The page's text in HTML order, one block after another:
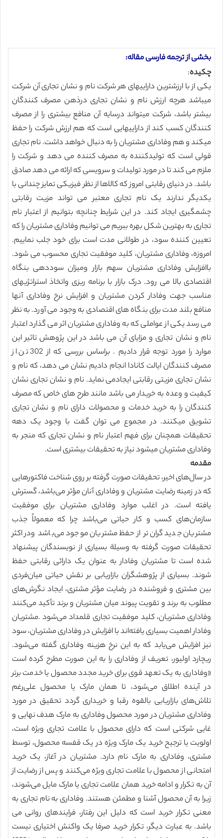
بخشی از ترجمه فارسی مقاله:
چکیده:
یکی از با ارزشترین داراییهای هر شرکت نام و نشان تجاری آن شرکت
میباشد هرچه ارزش نام و نشان تجاری درذهن مصرف کنندگان
بیشتر باشد، شرکت میتواند درسایه آن منافع بیشتری را از مصرف
کنندگان کسب کند از داراییهایی است که هم ارزش شرکت را حفظ
میکند و هم وفاداری مشتریان را به دنبال خواهد داشت. نام تجاری
قولی است که تولیدکننده به مصرف کننده می دهد و شرکت را
ملزم می کند تا در مورد تولیدات و سرویسی که ارائه می دهد صادق
باشد. در دنیای رقابتی امروز که کالاها از نظر فیزیکی تمایز چندانی با
یکدیگر ندارند یک نام تجاری معتبر می تواند مزیت رقابتی
چشمگیری ایجاد کند. در این شرایط چنانچه بتوانیم از اعتبار نام
تجاری به بهترین شکل بهره ببریم می توانیم وفاداری مشتریان را که
تعیین کننده سود، در طولانی مدت است برای خود جلب نماییم.
امروزه، وفاداری مشتریان، کلید موفقیت تجاری محسوب می شود.
باافزایش وفاداری مشتریان سهم بازار ومیزان سوددهی بنگاه
اقتصادی بالا می رود. درک بازار با برنامه ریزی واتخاذ استراتژیهای
مناسب جهت وفادار کردن مشتریان و افزایش نرخ وفاداری آنها
منافع بلند مدت برای بنگاه های اقتصادی به وجود می آورد. به نظر
می رسد یکی از عواملی که به وفاداری مشتریان اثر می گذارد اعتبار
نام و نشان تجاری و مزایای آن می باشد در این پژوهش تاثیر این
موارد را مورد توجه قرار دادیم . براساس بررسی که از 302 تن از
مصرف کنندگان ایالت کانادا انجام دادیم نشان می دهد، که نام و
نشان تجاری مزیتی رقابتی ایجادمی نماید. نام و نشان تجاری نشان
کیفیت و وعده به خریدار می باشد مانند طرح های خاص که مصرف
کنندگان را به خرید خدمات و محصولات دارای نام و نشان تجاری
تشویق میکنند. در مجموع می توان گفت با وجود یک دهه
تحقیقات همچنان برای فهم اعتبار نام و نشان تجاری که منجر به
وفاداری مشتریان میشود نیاز به تحقیقات بیشتری است.
مقدمه
در سال‌های اخیر، تحقیقات صورت گرفته بر روی شناخت فاکتورهایی
که در زمینه رضایت مشتریان و وفاداری آنان مؤثر می‌باشد، گسترش
یافته است. در اغلب موارد وفاداری مشتریان برای موفقیت
سازمان‌های کسب و کار حیاتی می‌باشد چرا که معمولاً جذب
مشتریان جدید گران‌تر از حفظ مشتریان موجود می‌باشد ودر اکثر
تحقیقات صورت گرفته به وسیلة بسیاری از نویسندگان پیشنهاد
شده است تا مشتریان وفادار به عنوان یک دارائی رقابتی حفظ
شوند. بسیاری از پژوهشگران بازاریابی بر نقش حیاتی میان‌فردی
بین مشتری و فروشنده در رضایت مؤثر مشتری، ایجاد نگرش‌های
مطلوب به برند و تقویت پیوند میان مشتریان و برند تأکید می‌کنند
وفاداری مشتریان، کلید موفقیت تجاری قلمداد می‌شود .مشتریان
وفادار اهمیت بسیاری یافته‌اند با افزایش در وفاداری مشتریان، سود
نیز افزایش می‌یابد که به این نرخ هزینه وفاداری گفته می‌شود.
ریچارد اولیور، تعریف از وفاداری را به این صورت مطرح کرده است
«وفاداری به یک تعهد قوی برای خرید مجدد محصول یا خدمت برتر
در آینده اطلاق می‌شود، تا همان مارک یا محصول علی‌رغم
تلاش‌های بازاریابی بالقوه رقبا و خریداری گردد تحقیق در مورد
وفاداری مشتریان در مورد محصول وفاداری به مارک هدف نهایی و
غایی شرکتی است که دارای محصول با علامت تجاری ویژه است،
اولویت یا ترجیح خرید یک مارک ویژه در یک قفسه محصول، توسط
مشتری، وفاداری به مارک نام دارد. مشتریان در آغاز، یک خرید
امتحانی از محصول با علامت تجاری ویژه می‌کنند و پس از رضایت از
آن به تکرار و ادامه خرید همان علامت تجاری یا مارک مایل می‌شوند،
زیرا به آن محصول آشنا و مطمئن هستند. وفاداری به نام تجاری به
معنی تکرار خرید است که دلیل این رفتار، فرایندهای روانی می
باشد. به عبارت دیگر، تکرار خرید صرفا یک واکنش اختیاری نیست